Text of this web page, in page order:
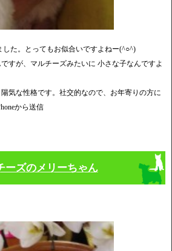
た。とってもお似合いですよねー(^○^)
すが、マルチーズみたいに 小さな子なんですよ
気な性格です。社交的なので、お年寄りの方に
から送信
ーズのメリーちゃん